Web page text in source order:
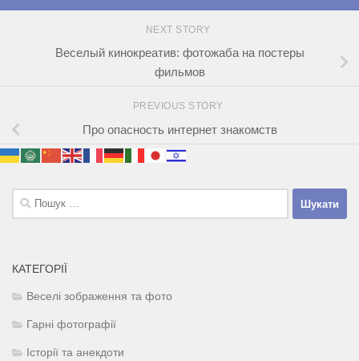
NEXT STORY
Веселый кинокреатив: фотожаба на постеры
фильмов
PREVIOUS STORY
Про опасность интернет знакомств
Пошук:
КАТЕГОРІЇ
Веселі зображення та фото
Гарні фотографії
Історії та анекдоти